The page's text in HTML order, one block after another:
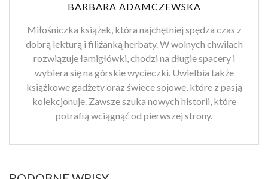
BARBARA ADAMCZEWSKA
Miłośniczka książek, która najchętniej spędza czas z
dobrą lekturą i filiżanką herbaty. W wolnych chwilach
rozwiązuje łamigłówki, chodzi na długie spacery i
wybiera się na górskie wycieczki. Uwielbia także
książkowe gadżety oraz świece sojowe, które z pasją
kolekcjonuje. Zawsze szuka nowych historii, które
potrafią wciągnąć od pierwszej strony.